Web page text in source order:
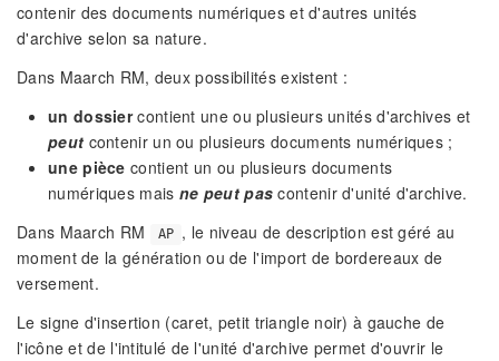
contenir des documents numériques et d'autres unités
d'archive selon sa nature.
Dans Maarch RM, deux possibilités existent :
un dossiercontient une ou plusieurs unités d'archives et
peut contenir un ou plusieurs documents numériques ;
une pièce contient un ou plusieurs documents
numériques mais ne peut pas contenir d'unité d'archive.
Dans Maarch RM
AP , le niveau de description est géré au
moment de la génération ou de l'import de bordereaux de
versement.
Le signe d'insertion (caret, petit triangle noir) à gauche de
l'icône et de l'intitulé de l'unité d'archive permet d'ouvrir le